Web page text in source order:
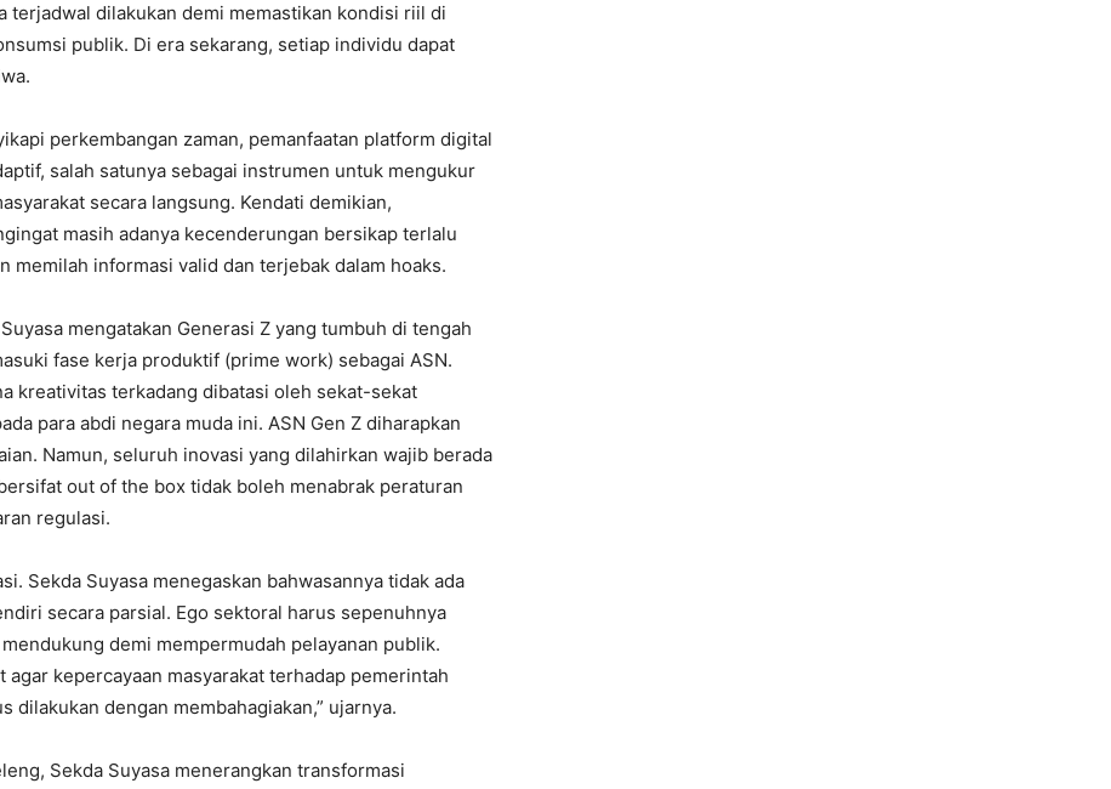
terjadwal dilakukan demi memastikan kondisi riil di
publik. Di era sekarang, setiap individu dapat
perkembangan zaman, pemanfaatan platform digital
salah satunya sebagai instrumen untuk mengukur
secara langsung. Kendati demikian,
masih adanya kecenderungan bersikap terlalu
memilah informasi valid dan terjebak dalam hoaks.
mengatakan Generasi Z yang tumbuh di tengah
fase kerja produktif (prime work) sebagai ASN.
kreativitas terkadang dibatasi oleh sekat-sekat
para abdi negara muda ini. ASN Gen Z diharapkan
Namun, seluruh inovasi yang dilahirkan wajib berada
out of the box tidak boleh menabrak peraturan
regulasi.
Sekda Suyasa menegaskan bahwasannya tidak ada
secara parsial. Ego sektoral harus sepenuhnya
demi mempermudah pelayanan publik.
agar kepercayaan masyarakat terhadap pemerintah
dilakukan dengan membahagiakan,” ujarnya.
Sekda Suyasa menerangkan transformasi